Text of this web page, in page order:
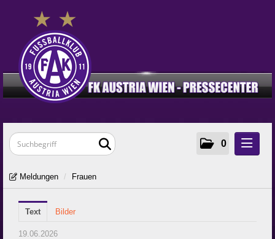
0
Meldungen
Frauen
Young Violets
Meldungen / Frauen
Text Bilder
19.06.2026